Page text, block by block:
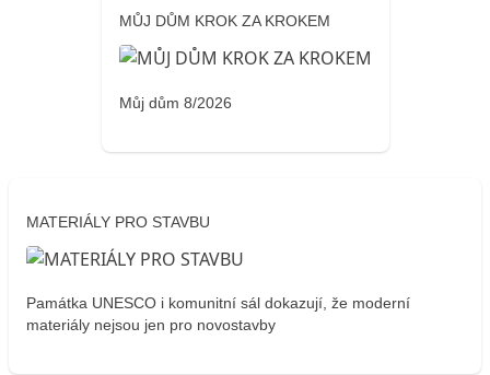
MŮJ DŮM KROK ZA KROKEM
Můj dům 8/2026
MATERIÁLY PRO STAVBU
Památka UNESCO i komunitní sál dokazují, že moderní
materiály nejsou jen pro novostavby